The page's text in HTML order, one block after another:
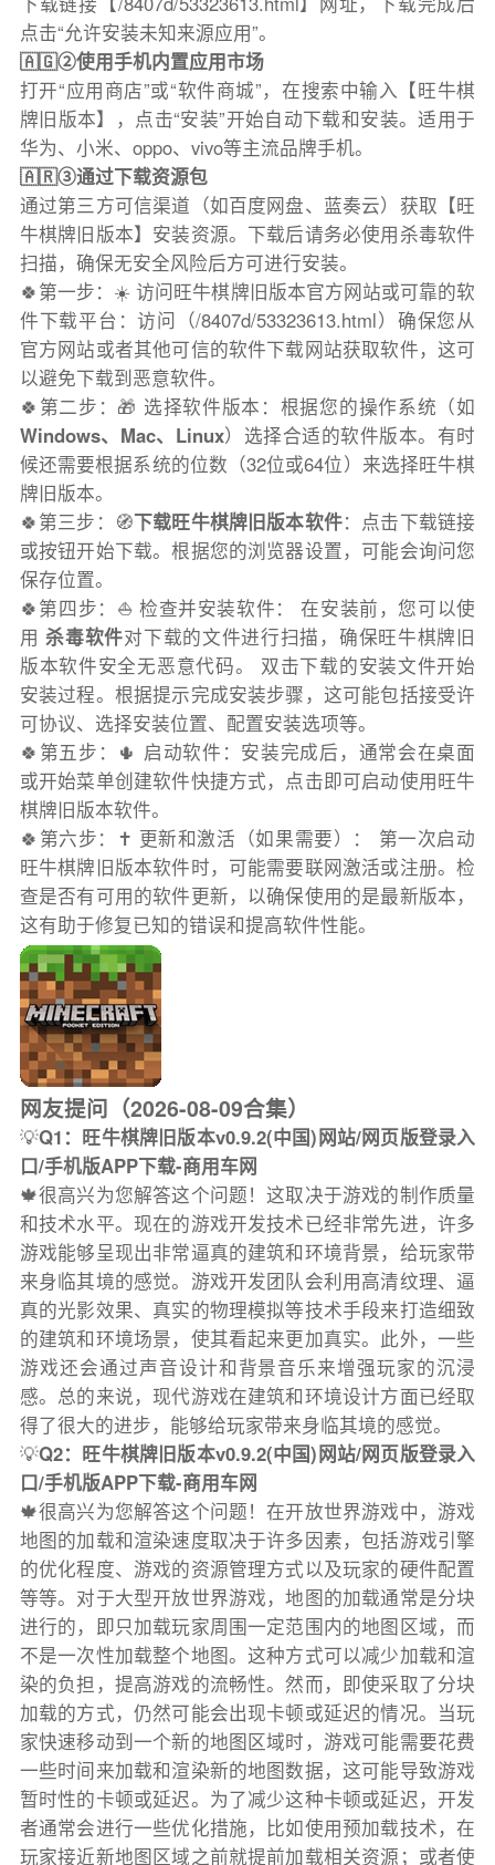
点击“允许安装未知来源应用”。
🇦🇬②使用手机内置应用市场
打开“应用商店”或“软件商城”，在搜索中输入【旺牛棋
牌旧版本】，点击“安装”开始自动下载和安装。适用于
华为、小米、oppo、vivo等主流品牌手机。
🇦🇷③通过下载资源包
通过第三方可信渠道（如百度网盘、蓝奏云）获取【旺
牛棋牌旧版本】安装资源。下载后请务必使用杀毒软件
扫描，确保无安全风险后方可进行安装。
🍀第一步：☀️ 访问旺牛棋牌旧版本官方网站或可靠的软
件下载平台：访问（/8407d/53323613.html）确保您从
官方网站或者其他可信的软件下载网站获取软件，这可
以避免下载到恶意软件。
🍀第二步：🎁 选择软件版本：根据您的操作系统（如
Windows、Mac、Linux）选择合适的软件版本。有时
候还需要根据系统的位数（32位或64位）来选择旺牛棋
牌旧版本。
🍀第三步：🧭下载旺牛棋牌旧版本软件：点击下载链接
或按钮开始下载。根据您的浏览器设置，可能会询问您
保存位置。
🍀第四步：⛵️ 检查并安装软件： 在安装前，您可以使
用杀毒软件对下载的文件进行扫描，确保旺牛棋牌旧
版本软件安全无恶意代码。 双击下载的安装文件开始
安装过程。根据提示完成安装步骤，这可能包括接受许
可协议、选择安装位置、配置安装选项等。
🍀第五步：🌵 启动软件：安装完成后，通常会在桌面
或开始菜单创建软件快捷方式，点击即可启动使用旺牛
棋牌旧版本软件。
🍀第六步：✝️ 更新和激活（如果需要）： 第一次启动
旺牛棋牌旧版本软件时，可能需要联网激活或注册。检
查是否有可用的软件更新，以确保使用的是最新版本，
这有助于修复已知的错误和提高软件性能。
网友提问（2026-08-09合集）
💡Q1：旺牛棋牌旧版本v0.9.2(中国)网站/网页版登录入
口/手机版APP下载-商用车网
🍁很高兴为您解答这个问题！这取决于游戏的制作质量
和技术水平。现在的游戏开发技术已经非常先进，许多
游戏能够呈现出非常逼真的建筑和环境背景，给玩家带
来身临其境的感觉。游戏开发团队会利用高清纹理、逼
真的光影效果、真实的物理模拟等技术手段来打造细致
的建筑和环境场景，使其看起来更加真实。此外，一些
游戏还会通过声音设计和背景音乐来增强玩家的沉浸
感。总的来说，现代游戏在建筑和环境设计方面已经取
得了很大的进步，能够给玩家带来身临其境的感觉。
💡Q2：旺牛棋牌旧版本v0.9.2(中国)网站/网页版登录入
口/手机版APP下载-商用车网
🍁很高兴为您解答这个问题！在开放世界游戏中，游戏
地图的加载和渲染速度取决于许多因素，包括游戏引擎
的优化程度、游戏的资源管理方式以及玩家的硬件配置
等等。对于大型开放世界游戏，地图的加载通常是分块
进行的，即只加载玩家周围一定范围内的地图区域，而
不是一次性加载整个地图。这种方式可以减少加载和渲
染的负担，提高游戏的流畅性。然而，即使采取了分块
加载的方式，仍然可能会出现卡顿或延迟的情况。当玩
家快速移动到一个新的地图区域时，游戏可能需要花费
一些时间来加载和渲染新的地图数据，这可能导致游戏
暂时性的卡顿或延迟。为了减少这种卡顿或延迟，开发
者通常会进行一些优化措施，比如使用预加载技术，在
玩家接近新地图区域之前就提前加载相关资源；或者使